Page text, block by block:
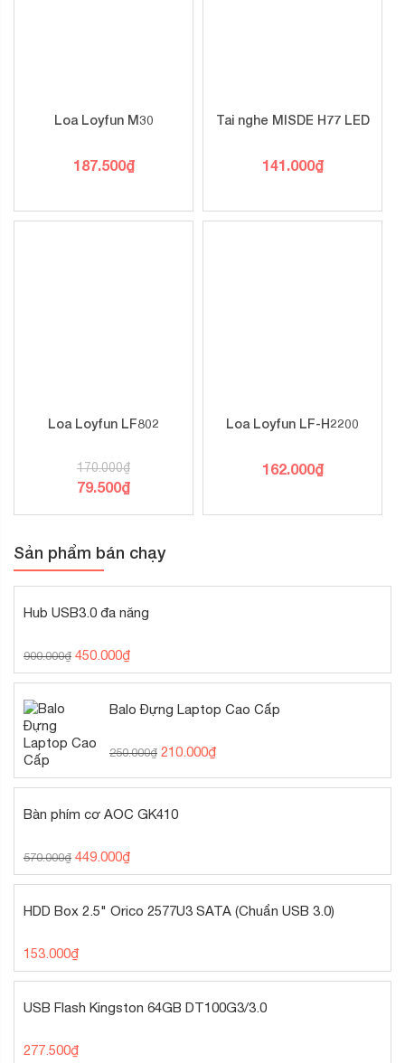
Loa Loyfun M30
187.500₫
Tai nghe MISDE H77 LED
141.000₫
Loa Loyfun LF802
170.000₫
79.500₫
Loa Loyfun LF-H2200
162.000₫
Sản phẩm bán chạy
Hub USB3.0 đa năng
900.000₫ 450.000₫
Balo Đựng Laptop Cao Cấp
250.000₫ 210.000₫
Bàn phím cơ AOC GK410
570.000₫ 449.000₫
HDD Box 2.5" Orico 2577U3 SATA (Chuẩn USB 3.0)
153.000₫
USB Flash Kingston 64GB DT100G3/3.0
277.500₫